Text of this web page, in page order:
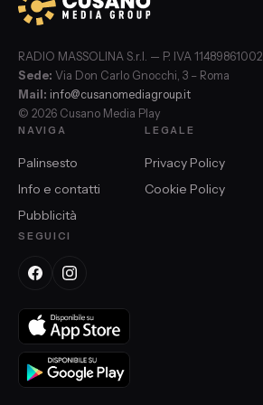
RADIO MASSOLINA S.r.l. — P. IVA 11489861002
Sede: Via Don Carlo Gnocchi, 3 – Roma
Mail: info@cusanomediagroup.it
© 2026 Cusano Media Play
NAVIGA
Palinsesto
Info e contatti
Pubblicità
LEGALE
Privacy Policy
Cookie Policy
SEGUICI